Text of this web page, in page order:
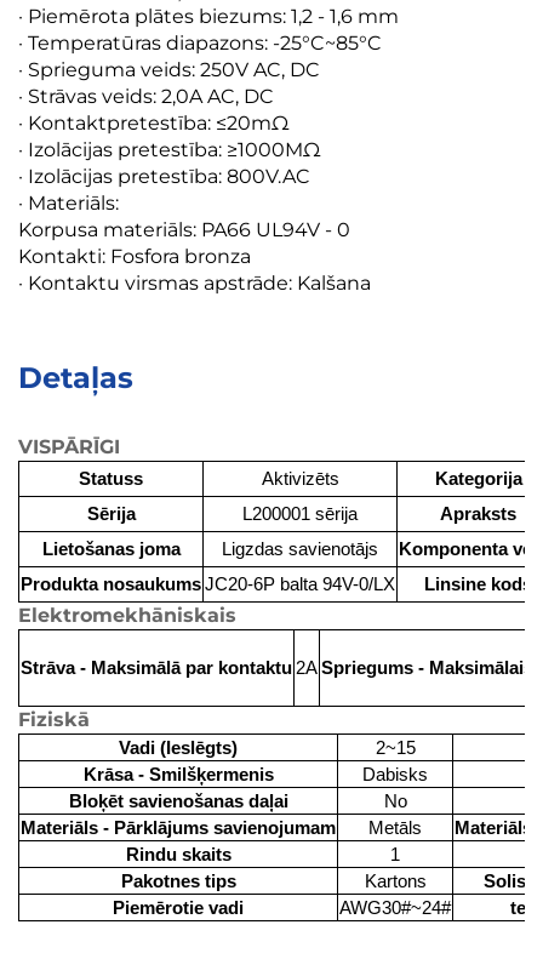
· Piemērota plātes biezums: 1,2 - 1,6 mm
· Temperatūras diapazons: -25°C~85°C
· Sprieguma veids: 250V AC, DC
· Strāvas veids: 2,0A AC, DC
· Kontaktpretestība: ≤20mΩ
· Izolācijas pretestība: ≥1000MΩ
· Izolācijas pretestība: 800V.AC
· Materiāls:
Korpusa materiāls: PA66 UL94V - 0
Kontakti: Fosfora bronza
· Kontaktu virsmas apstrāde: Kalšana
Detaļas
VISPĀRĪGI
Statuss Aktivizēts
Kategorija
Sērija
L200001 sērija
Apraksts
Lietošanas joma
Ligzdas savienotājs
Komponenta
Produkta nosaukumsJC20-6P balta 94V-0/LX Linsine kods
Elektromekhāniskais
Strāva - Maksimālā par kontaktu 2ASpriegums - Maksimālais
Fiziskā
Vadi (Ieslēgts)
2~15
Krāsa - Smilšķermenis
Dabisks
Bloķēt savienošanas daļai
No
Materiāls - Pārklājums savienojumam
Metāls
Materiāls
Rindu skaits
1
Pakotnes tips
Kartons
Solis -
Piemērotie vadi
AWG30#~24#